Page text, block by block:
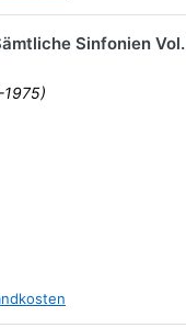
Sinfonien Vol.